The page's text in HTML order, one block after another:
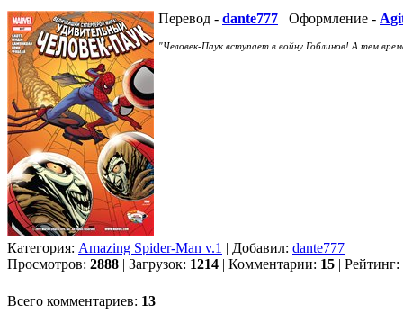
Перевод - dante777 Оформление -
"Человек-Паук вступает в войну Гоблинов! А тем
Категория: Amazing Spider-Man v.1 | Добавил: dante777
Просмотров: 2888 | Загрузок: 1214 | Комментарии: 15 | Рейтинг:
Всего комментариев: 13